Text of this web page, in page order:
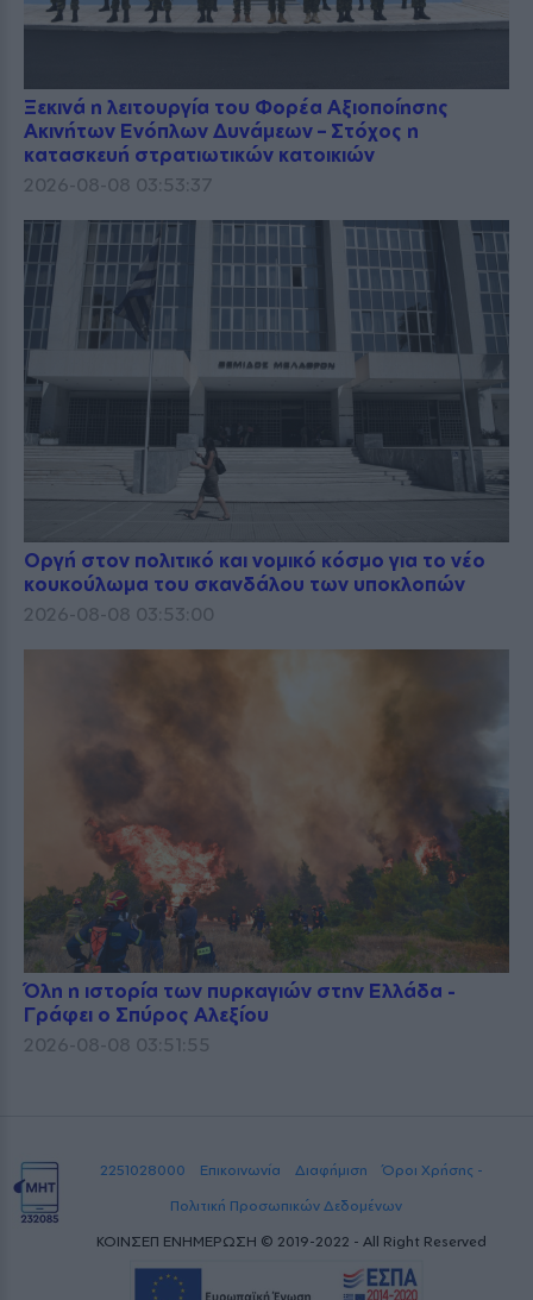
Ξεκινά η λειτουργία του Φορέα Αξιοποίησης
Ακινήτων Ενόπλων Δυνάμεων – Στόχος η
κατασκευή στρατιωτικών κατοικιών
2026-08-08 03:53:37
Οργή στον πολιτικό και νομικό κόσμο για το νέο
κουκούλωμα του σκανδάλου των υποκλοπών
2026-08-08 03:53:00
Όλη η ιστορία των πυρκαγιών στην Ελλάδα -
Γράφει ο Σπύρος Αλεξίου
2026-08-08 03:51:55
2251028000 Επικοινωνία Διαφήμιση
Όροι Χρήσης -
Πολιτική Προσωπικών Δεδομένων
ΚΟΙΝΣΕΠ ΕΝΗΜΕΡΩΣΗ © 2019-2022 - All Right Reserved